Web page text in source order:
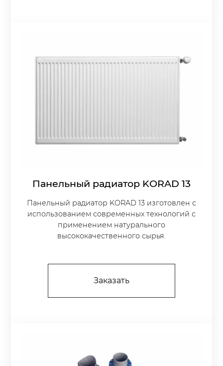
Панельный радиатор KORAD 13
Панельный радиатор KORAD 13 изготовлен с
использованием современных технологий с
применением натурального
высококачественного сырья.
Заказать